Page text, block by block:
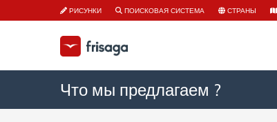
РИСУНКИ ПОИСКОВАЯ СИСТЕМА СТРАНЫ
Что мы предлагаем ?